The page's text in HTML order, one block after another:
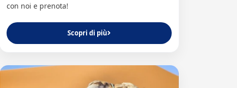
con noi e prenota!
Scopri di più